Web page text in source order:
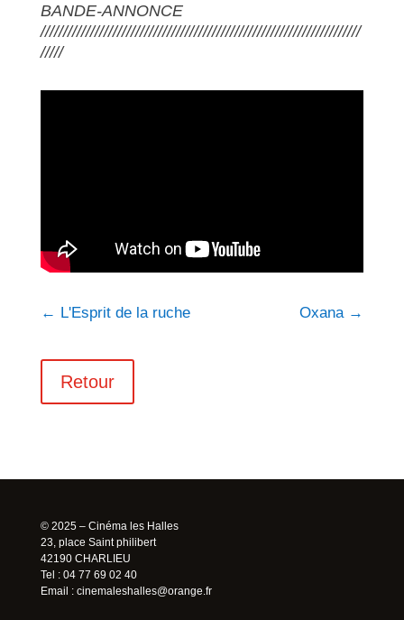
BANDE-ANNONCE
///////////////////////////////////////////////////////////////////////
/////
← L'Esprit de la ruche Oxana→
Retour
© 2025 – Cinéma les Halles
23, place Saint philibert
42190 CHARLIEU
Tel : 04 77 69 02 40
Email : cinemaleshalles@orange.fr